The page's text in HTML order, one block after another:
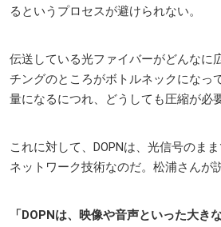
るというプロセスが避けられない。
伝送している光ファイバーがどんなに
チングのところがボトルネックになっ
量になるにつれ、どうしても圧縮が必
これに対して、DOPNは、光信号のま
ネットワーク技術なのだ。松浦さんが
「DOPNは、映像や音声といった大き